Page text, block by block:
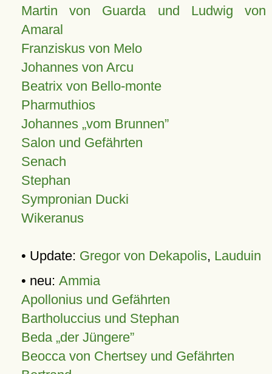
Martin von Guarda und Ludwig von
Amaral
Franziskus von Melo
Johannes von Arcu
Beatrix von Bello-monte
Pharmuthios
Johannes vom Brunnen
Salon und Gefährten
Senach
Stephan
Sympronian Ducki
Wikeranus
• Update: Gregor von Dekapolis, Lauduin
• neu: Ammia
Apollonius und Gefährten
Bartholuccius und Stephan
Beda „der Jüngere”
Beocca von Chertsey und Gefährten